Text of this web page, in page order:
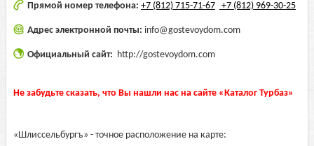
Прямой номер телефона: +7 (812) 715-71-67 +7 (812) 969-30-25
Адрес электронной почты: info@gostevoydom.com
Официальный сайт: http://gostevoydom.com
Не забудьте сказать, что Вы нашли нас на сайте «Каталог Турбаз»
«Шлиссельбургъ» - точное расположение на карте: